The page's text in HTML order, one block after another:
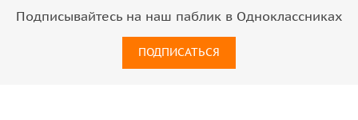
Подписывайтесь на наш паблик в Одноклассниках
ПОДПИСАТЬСЯ